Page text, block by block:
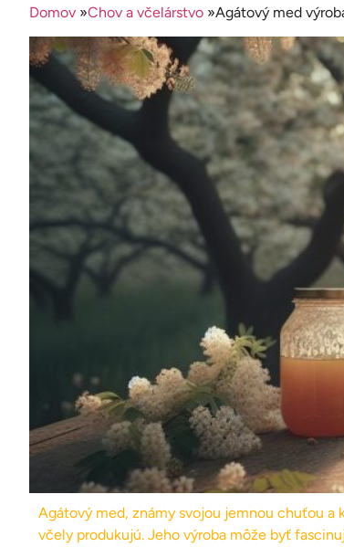
Domov »Chov a včelárstvo »Agátový med
Agátový med, známy svojou jemnou chuťou
včely produkujú. Jeho výroba môže byť